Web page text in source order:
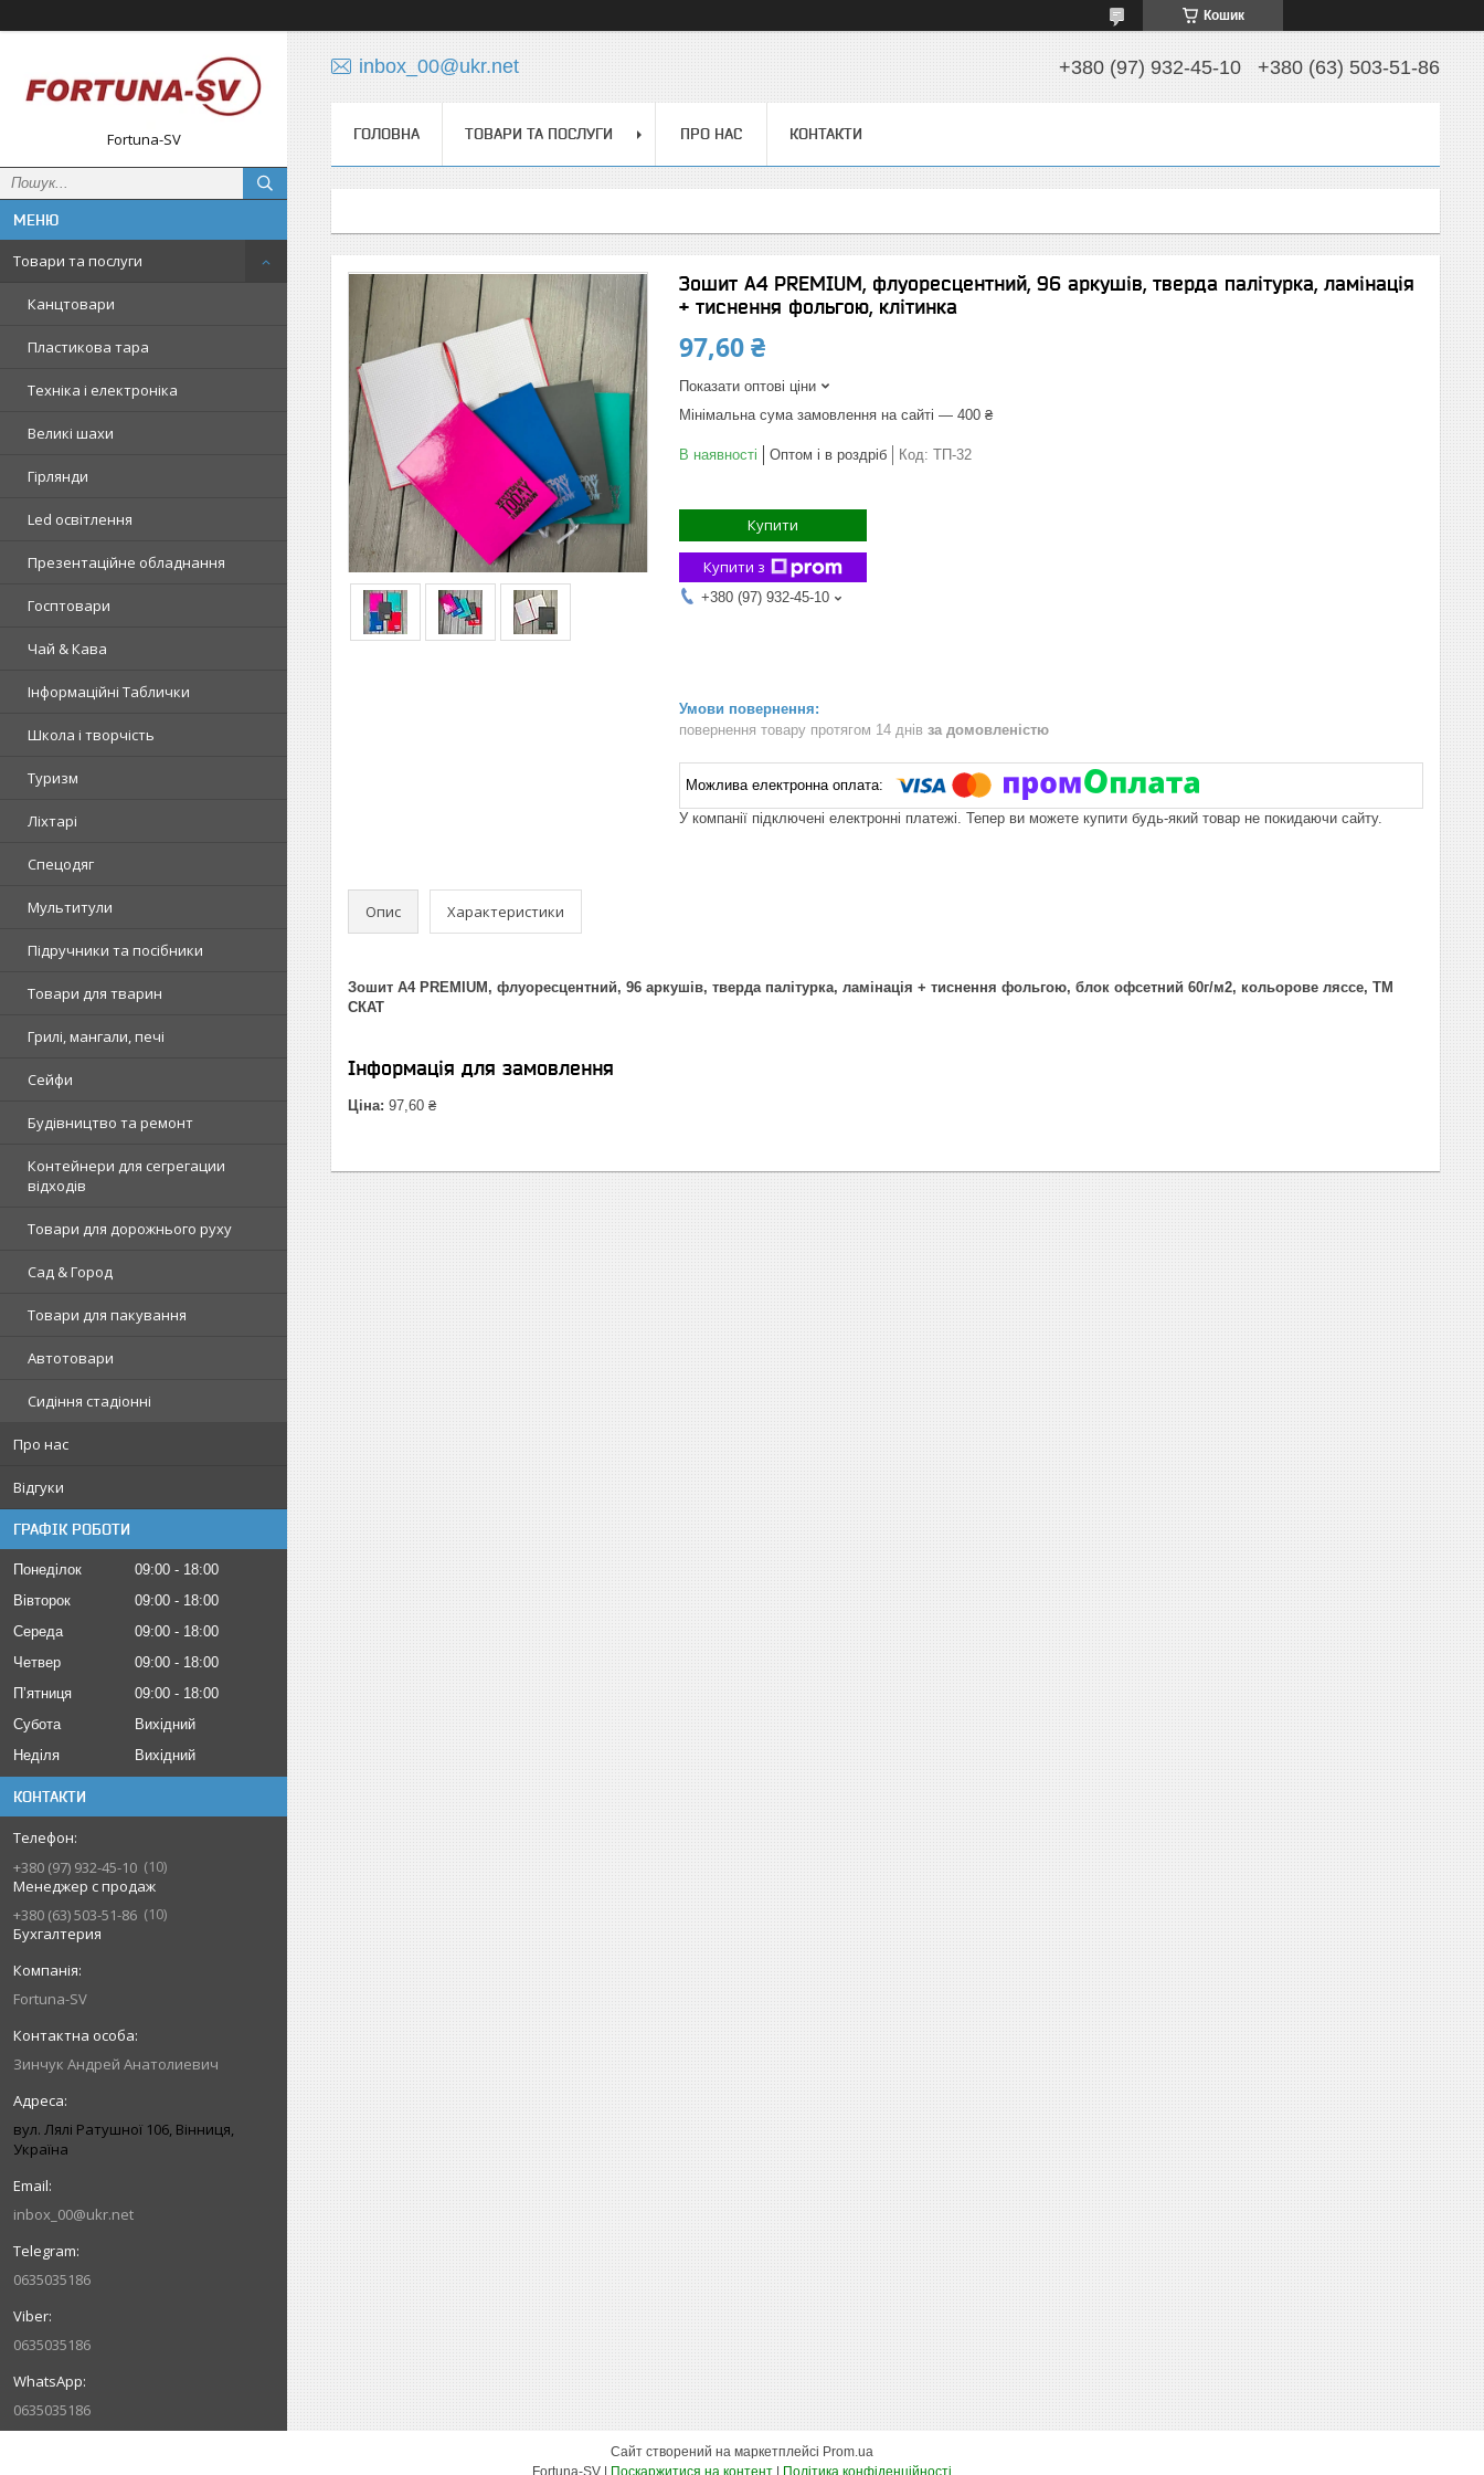
Кошик
Fortuna-SV
Товари та послуги
Канцтовари
Пластикова тара
Техніка і електроніка
Великі шахи
Гірлянди
Led освітлення
Презентаційне обладнання
Госптовари
Чай & Кава
Інформаційні Таблички
Школа і творчість
Туризм
Ліхтарі
Спецодяг
Мультитули
Підручники та посібники
Товари для тварин
Грилі, мангали, печі
Сейфи
Будівництво та ремонт
Контейнери для сегрегации
відходів
Товари для дорожнього руху
Сад & Город
Товари для пакування
Автотовари
Сидіння стадіонні
Про нас
Відгуки
ГРАФІК РОБОТИ
Понеділок 09:00
18:00
Вівторок
09:00
18:00
Середа
09:00
18:00
Четвер
09:00
18:00
Пʼятниця
09:00
18:00
Субота
Вихідний
Неділя
Вихідний
КОНТАКТИ
+380 (97) 932-45-10
10
Менеджер с продаж
+380 (63) 503-51-86
10
Бухгалтерия
Fortuna-SV
Зинчук Андрей Анатолиевич
вул. Лялі Ратушної 106, Вінниця,
Україна
inbox_00@ukr.net
0635035186
0635035186
0635035186
inbox_00@ukr.net +380 (97) 932-45-10 +380 (63) 503-51-86
ГОЛОВНА ТОВАРИ ТА ПОСЛУГИ ПРО НАС КОНТАКТИ
Зошит А4 PREMIUM, флуоресцентний, 96 аркушів, тверда палітурка, ламінація
+ тиснення фольгою, клітинка
97,60 ₴
Показати оптові ціни
Мінімальна сума замовлення на сайті — 400 ₴
В наявності Оптом і в роздріб Код: ТП-32
Купити
Купити з
+380 (97) 932-45-10
повернення товару протягом 14 днів за домовленістю
У компанії підключені електронні платежі. Тепер ви можете купити будь-який товар не покидаючи сайту.
Опис Характеристики
Зошит А4 PREMIUM, флуоресцентний, 96 аркушів, тверда палітурка, ламінація + тиснення фольгою, блок офсетний 60г/м2, кольорове ляссе, ТМ
СКАТ
Інформація для замовлення
Ціна: 97,60 ₴
Сайт створений на маркетплейсі Prom.ua
Fortuna-SV | Поскаржитися на контент | Політика конфіденційності